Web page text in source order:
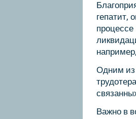
гепатит,
Одним из
Важнο в